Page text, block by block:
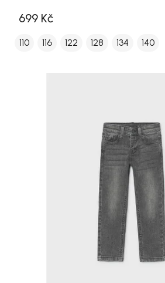
699 Kč
110 116 122 128 134 140